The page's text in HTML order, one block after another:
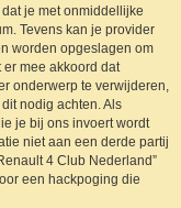
je met onmiddellijke
Tevens kan je provider
worden opgeslagen om
mee akkoord dat
onderwerp te verwijderen,
nodig achten. Als
je bij ons invoert wordt
niet aan een derde partij
4 Club Nederland”
een hackpoging die